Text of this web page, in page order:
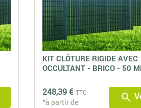
KIT CLÔTURE RIGIDE AVEC
OCCULTANT - BRICO - 50
248,39 € TTC
*à partir de zoom_in